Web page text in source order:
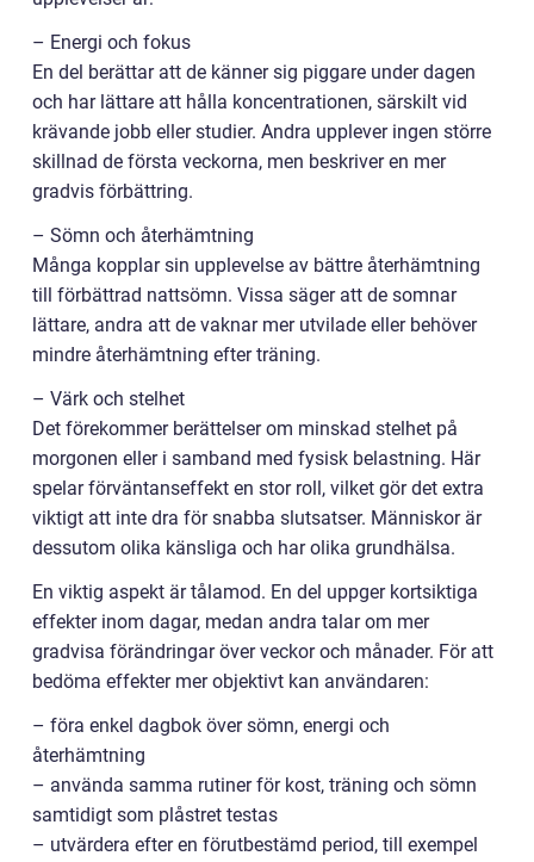
– Energi och fokus
En del berättar att de känner sig piggare under dagen
och har lättare att hålla koncentrationen, särskilt vid
krävande jobb eller studier. Andra upplever ingen större
skillnad de första veckorna, men beskriver en mer
gradvis förbättring.
– Sömn och återhämtning
Många kopplar sin upplevelse av bättre återhämtning
till förbättrad nattsömn. Vissa säger att de somnar
lättare, andra att de vaknar mer utvilade eller behöver
mindre återhämtning efter träning.
– Värk och stelhet
Det förekommer berättelser om minskad stelhet på
morgonen eller i samband med fysisk belastning. Här
spelar förväntanseffekt en stor roll, vilket gör det extra
viktigt att inte dra för snabba slutsatser. Människor är
dessutom olika känsliga och har olika grundhälsa.
En viktig aspekt är tålamod. En del uppger kortsiktiga
effekter inom dagar, medan andra talar om mer
gradvisa förändringar över veckor och månader. För att
bedöma effekter mer objektivt kan användaren:
– föra enkel dagbok över sömn, energi och
återhämtning
– använda samma rutiner för kost, träning och sömn
samtidigt som plåstret testas
– utvärdera efter en förutbestämd period, till exempel